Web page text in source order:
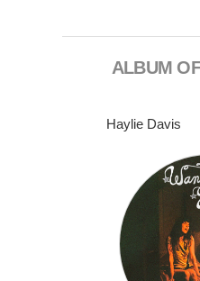
ALBUM
Haylie Davis